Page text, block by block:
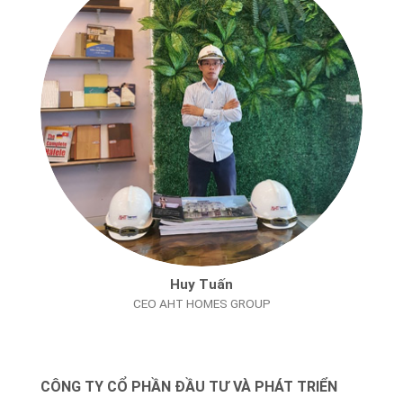
Huy Tuấn
CEO AHT HOMES GROUP
CÔNG TY CỔ PHẦN ĐẦU TƯ VÀ PHÁT TRIỂN